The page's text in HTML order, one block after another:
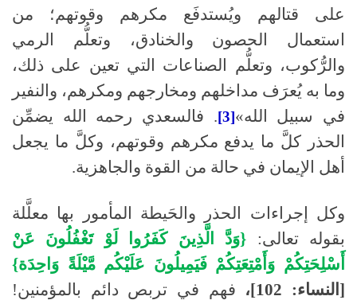
على قتالهم ويُستدفَع مكرهم وقوتهم؛ من
استعمال الحصون والخنادق، وتعلُّم الرمي
والرُّكوب، وتعلُّم الصناعات التي تعين على ذلك،
وما به يُعرَف مداخلهم ومخارجهم ومكرهم، والنفير
في سبيل الله»[3]
. فالسعدي رحمه الله يضمِّن
الحذر كلَّ ما يدفع مكرهم وقوتهم، وكلَّ ما يجعل
أهل الإيمان في حالة من القوة والجاهزية.
وكل إجراءات الحذر والحَيطة المأمور بها معلَّلة
بقوله تعالى: {وَدَّ الَّذِينَ كَفَرُوا لَوْ تَغْفُلُونَ عَنْ
أَسْلِحَتِكُمْ وَأَمْتِعَتِكُمْ فَيَمِيلُونَ عَلَيْكُم مَّيْلَةً وَاحِدَة}
[النساء: 102]،
فهم في تربص دائم بالمؤمنين!